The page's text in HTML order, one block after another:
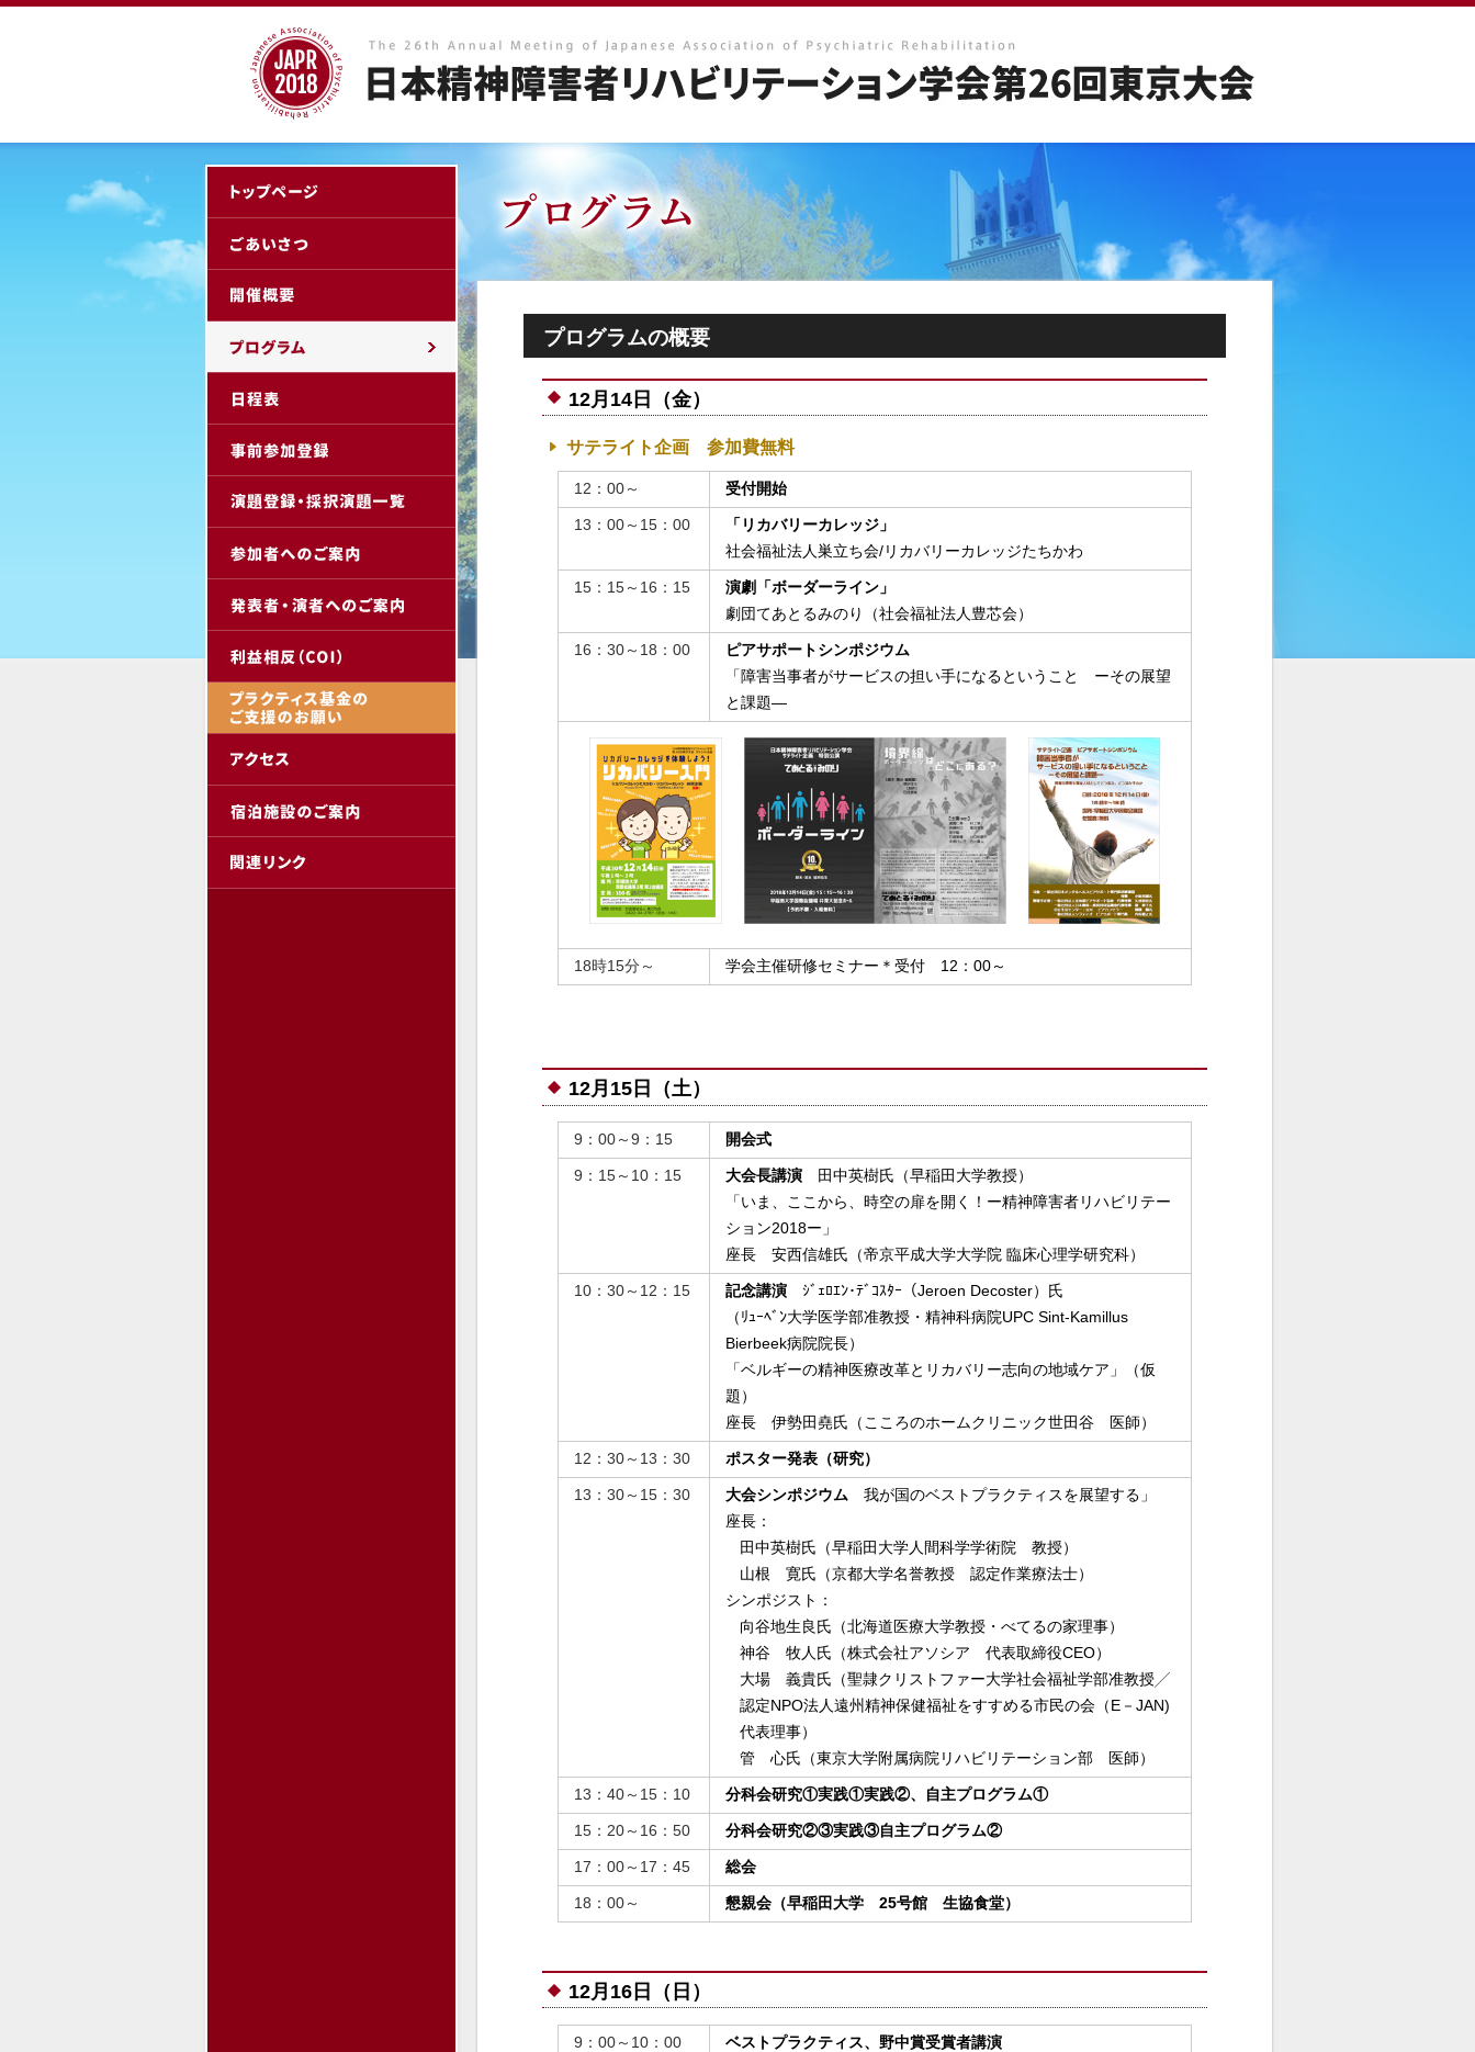
プログラムの概要
12月14日（金）
サテライト企画 参加費無料
12：00～ 受付開始
13：00～15：00
「リカバリーカレッジ」
社会福祉法人巣立ち会/リカバリーカレッジたちかわ
15：15～16：15
演劇「ボーダーライン」
劇団てあとるみのり（社会福祉法人豊芯会）
16：30～18：00
ピアサポートシンポジウム
「障害当事者がサービスの担い手になるということ ーその展望
と課題―
18時15分～ 学会主催研修セミナー＊受付 12：00～
12月15日（土）
9：00～9：15 開会式
9：15～10：15 大会長講演田中英樹氏（早稲田大学教授）
「いま、ここから、時空の扉を開く！ー精神障害者リハビリテー
ション2018ー」
座長 安西信雄氏（帝京平成大学大学院 臨床心理学研究科）
10：30～12：15 記念講演ｼﾞｪﾛｴﾝ･ﾃﾞｺｽﾀｰ（Jeroen Decoster）氏
（ﾘｭｰﾍﾞﾝ大学医学部准教授・精神科病院UPC Sint-Kamillus
Bierbeek病院院長）
「ベルギーの精神医療改革とリカバリー志向の地域ケア」（仮
題）
座長 伊勢田堯氏（こころのホームクリニック世田谷 医師）
12：30～13：30 ポスター発表（研究）
13：30～15：30 大会シンポジウム 我が国のベストプラクティスを展望する」
座長：
田中英樹氏（早稲田大学人間科学学術院 教授）
山根 寛氏（京都大学名誉教授 認定作業療法士）
シンポジスト：
向谷地生良氏（北海道医療大学教授・べてるの家理事）
神谷 牧人氏（株式会社アソシア 代表取締役CEO）
大場 義貴氏（聖隷クリストファー大学社会福祉学部准教授╱
認定NPO法人遠州精神保健福祉をすすめる市民の会（E－JAN)
代表理事）
管 心氏（東京大学附属病院リハビリテーション部 医師）
13：40～15：10 分科会研究①実践①実践②、自主プログラム①
15：20～16：50 分科会研究②③実践③自主プログラム②
17：00～17：45 総会
18：00～ 懇親会（早稲田大学 25号館 生協食堂）
12月16日（日）
9：00～10：00 ベストプラクティス、野中賞受賞者講演